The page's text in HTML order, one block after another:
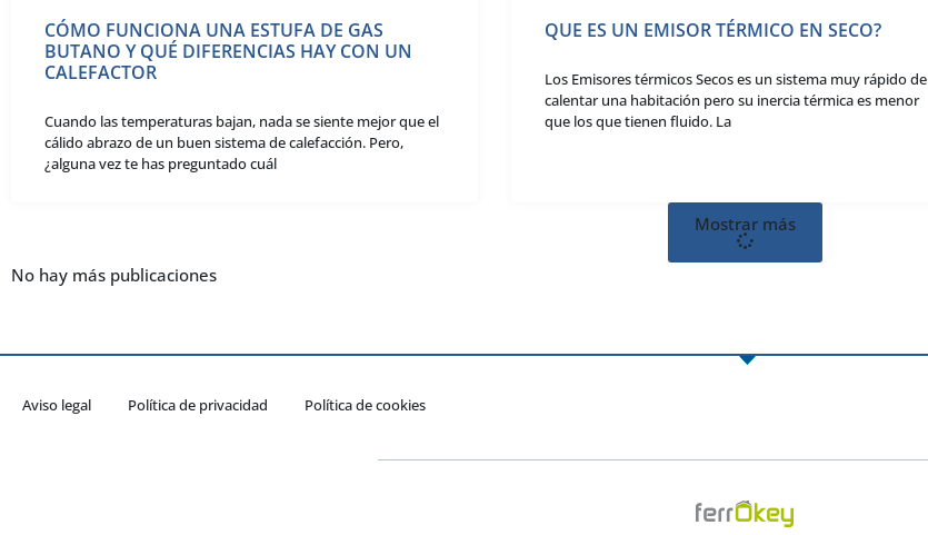
CÓMO FUNCIONA UNA ESTUFA DE GAS
BUTANO Y QUÉ DIFERENCIAS HAY CON UN
CALEFACTOR
Cuando las temperaturas bajan, nada se siente mejor que el
cálido abrazo de un buen sistema de calefacción. Pero,
¿alguna vez te has preguntado cuál
QUE ES UN EMISOR TÉRMICO EN SECO?
Los Emisores térmicos Secos es un sistema muy rápido de
calentar una habitación pero su inercia térmica es menor
que los que tienen fluido. La
Mostrar más
No hay más publicaciones
Aviso legal Política de privacidad Política de cookies